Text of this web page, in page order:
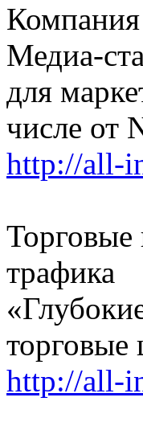
Медиа-
для
числе от
http://all-
Торговые
трафика
торговые
http://all-